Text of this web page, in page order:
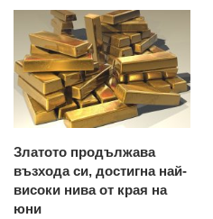
Златото продължава
възхода си, достигна най-
високи нива от края на
юни